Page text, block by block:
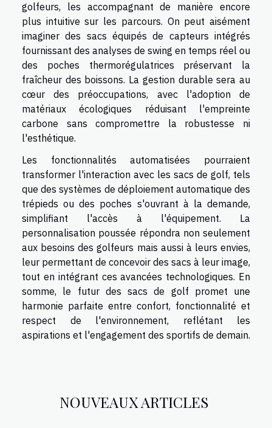
golfeurs, les accompagnant de manière encore
plus intuitive sur les parcours. On peut aisément
imaginer des sacs équipés de capteurs intégrés
fournissant des analyses de swing en temps réel ou
des poches thermorégulatrices préservant la
fraîcheur des boissons. La gestion durable sera au
cœur des préoccupations, avec l'adoption de
matériaux écologiques réduisant l'empreinte
carbone sans compromettre la robustesse ni
l'esthétique.
Les fonctionnalités automatisées pourraient
transformer l'interaction avec les sacs de golf, tels
que des systèmes de déploiement automatique des
trépieds ou des poches s'ouvrant à la demande,
simplifiant l'accès à l'équipement. La
personnalisation poussée répondra non seulement
aux besoins des golfeurs mais aussi à leurs envies,
leur permettant de concevoir des sacs à leur image,
tout en intégrant ces avancées technologiques. En
somme, le futur des sacs de golf promet une
harmonie parfaite entre confort, fonctionnalité et
respect de l'environnement, reflétant les
aspirations et l'engagement des sportifs de demain.
NOUVEAUX ARTICLES